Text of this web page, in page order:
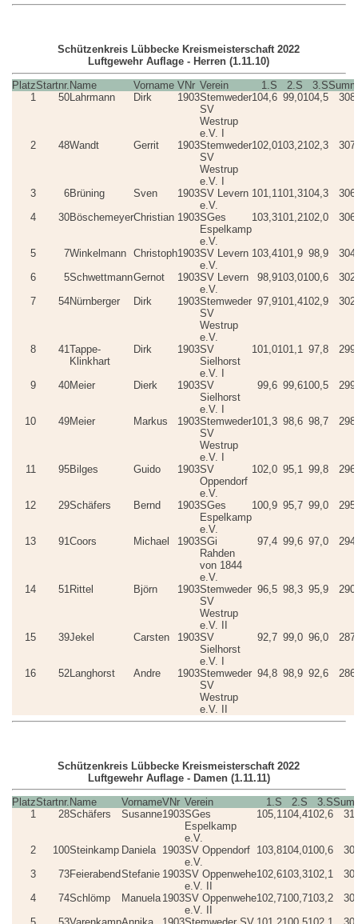
Schützenkreis Lübbecke Kreismeisterschaft 2022
Luftgewehr Auflage - Herren (1.11.10)
PlatzStartnr. Name Vorname VNr Verein 1.S 2.S 3.S
1
50Lahrmann Dirk 1903Stemweder
SV
Westrup
e.V. I
104,6 99,0104,5
2 48Wandt Gerrit 1903Stemweder
SV
Westrup
e.V. I
102,0103,2102,3
3 6Brüning Sven 1903SV Levern
e.V.
101,1101,3104,3
4
30BöschemeyerChristian 1903SGes
Espelkamp
e.V.
103,3101,2102,0
5 7Winkelmann Christoph1903SV Levern
e.V.
103,4101,9 98,9
6
5SchwettmannGernot 1903SV Levern
e.V.
98,9103,0100,6
7
54Nürnberger Dirk 1903Stemweder
SV
Westrup
e.V.
97,9101,4102,9
8 41Tappe-
Klinkhart
Dirk 1903SV
Sielhorst
e.V. I
101,0101,1 97,8
9 40Meier Dierk 1903SV
Sielhorst
e.V. I
99,6 99,6100,5
10 49Meier Markus 1903Stemweder
SV
Westrup
e.V. I
101,3 98,6 98,7
11 95Bilges Guido 1903SV
Oppendorf
e.V.
102,0 95,1 99,8
12 29Schäfers Bernd 1903SGes
Espelkamp
e.V.
100,9 95,7 99,0
13 91Coors Michael 1903SGi
Rahden
von 1844
e.V.
97,4 99,6 97,0
14 51Rittel Björn 1903Stemweder
SV
Westrup
e.V. II
96,5 98,3 95,9
15 39Jekel Carsten 1903SV
Sielhorst
e.V. I
92,7 99,0 96,0
16 52Langhorst Andre 1903Stemweder
SV
Westrup
e.V. II
94,8 98,9 92,6
Schützenkreis Lübbecke Kreismeisterschaft 2022
Luftgewehr Auflage - Damen (1.11.11)
PlatzStartnr. Name VornameVNr Verein 1.S 2.S 3.S
1
28Schäfers Susanne1903SGes
Espelkamp
e.V.
105,1 104,4102,6
2 100Steinkamp Daniela 1903SV Oppendorf
e.V.
103,8104,0100,6
3
73FeierabendStefanie 1903SV Oppenwehe
e.V. II
102,6103,3102,1
4
74Schlömp Manuela 1903SV Oppenwehe
e.V. II
102,7100,7103,2